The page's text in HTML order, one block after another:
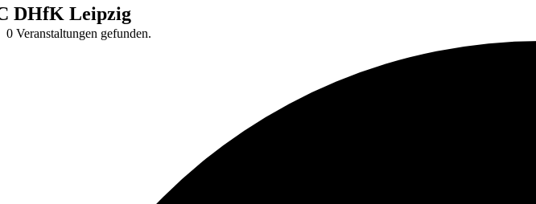
DHfK Leipzig
0 Veranstaltungen gefunden.